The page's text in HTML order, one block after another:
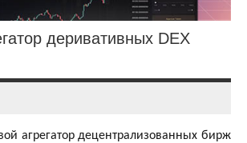
деривативных DEX
агрегатор децентрализованных бирж